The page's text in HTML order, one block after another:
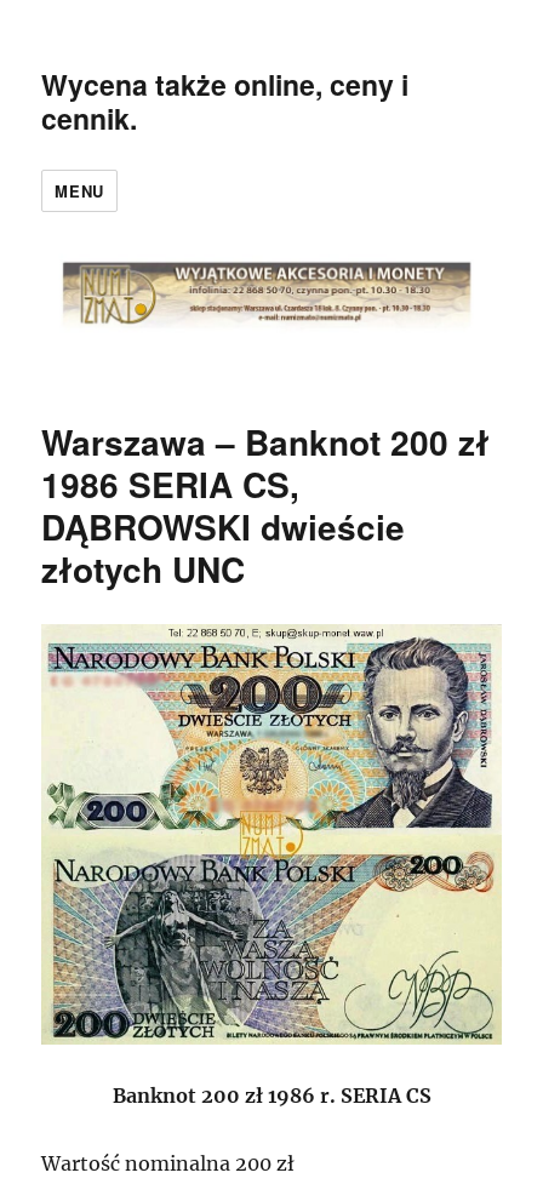
Wycena także online, ceny i
cennik.
MENU
Warszawa – Banknot 200 zł
1986 SERIA CS,
DĄBROWSKI dwieście
złotych UNC
Banknot 200 zł 1986 r. SERIACS
Wartość nominalna 200 zł